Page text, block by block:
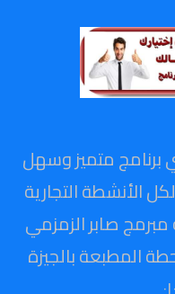
برنامج متميز وسهل
لكل الأنشطة التجارية
صابر الزمزمي
المطبعة بالجيزة